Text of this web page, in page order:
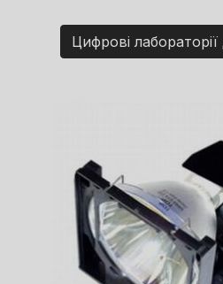
Цифрові лабораторії